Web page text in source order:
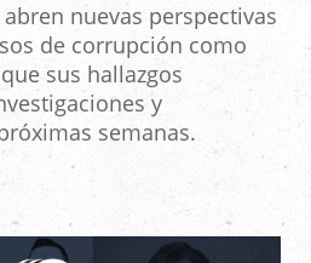
abren nuevas perspectivas
de corrupción como
sus hallazgos
y
semanas.